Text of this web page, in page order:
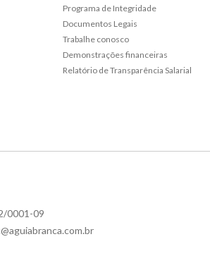
Programa de Integridade
Documentos Legais
Trabalhe conosco
Demonstrações financeiras
Relatório de Transparência Salarial
0001-09